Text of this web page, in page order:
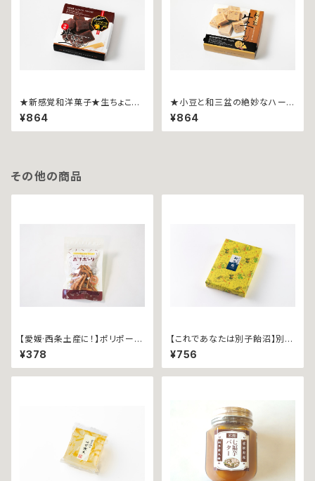
★新感覚和洋菓子★生ちょこよ
うかん~９粒~
¥864
★小豆と和三盆の絶妙なハーモ
ニー★和三盆生ようかん~９粒
入~
¥864
その他の商品
【愛媛·西条土産に！】ポリポー
リ ~鉄板ナポリタン40ｇ袋入~
¥378
【これであなたは別子飴沼】別子
飴 ∼２0０ｇ箱入∼
¥756